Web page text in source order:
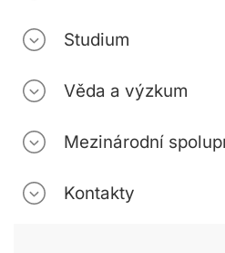
Studium
Věda a výzkum
Mezinárodní
Kontakty